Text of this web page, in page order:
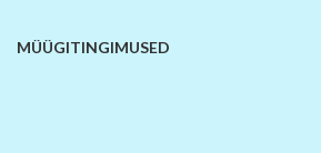
MÜÜGITINGIMUSED